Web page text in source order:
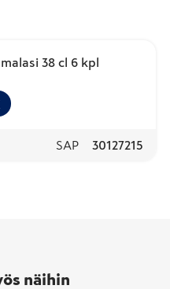
38 cl 6 kpl
SAP 30127215
näihin